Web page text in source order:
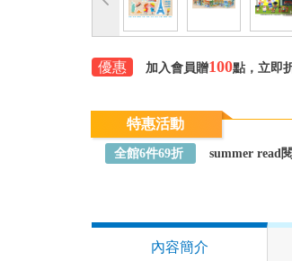
優惠 加入會員贈100點，立即
特惠活動
全館6件69折 summer read
內容簡介